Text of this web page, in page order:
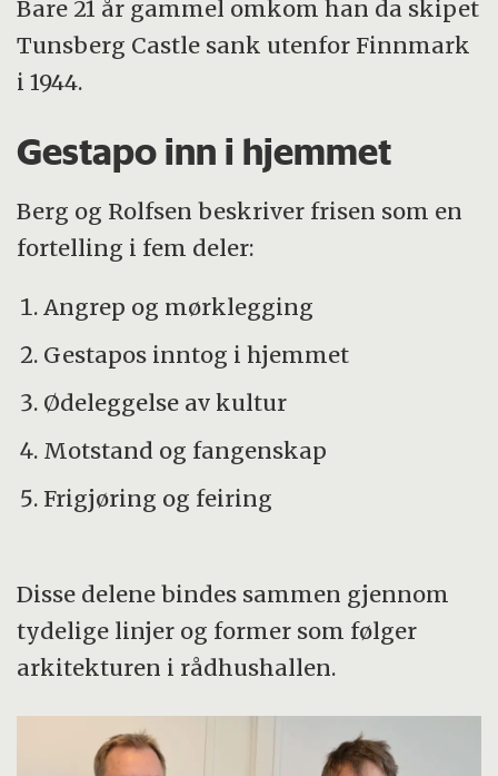
Bare 21 år gammel omkom han da skipet
Tunsberg Castle sank utenfor Finnmark
i 1944.
Gestapo inn i hjemmet
Berg og Rolfsen beskriver frisen som en
fortelling i fem deler:
Angrep og mørklegging
Gestapos inntog i hjemmet
Ødeleggelse av kultur
Motstand og fangenskap
Frigjøring og feiring
Disse delene bindes sammen gjennom
tydelige linjer og former som følger
arkitekturen i rådhushallen.